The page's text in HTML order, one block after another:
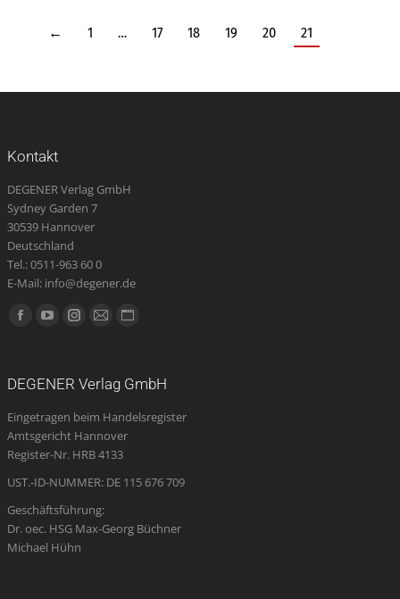
← 1 … 17 18 19 20 21
Kontakt
DEGENER Verlag GmbH
Sydney Garden 7
30539 Hannover
Deutschland
Tel.: 0511-963 60 0
E-Mail: info@degener.de
Finden Sie uns auf:
Facebook
new
window
YouTube
new
window
Instagram
new
window
E-
opens
in
new
Website
new
DEGENER Verlag GmbH
Eingetragen beim Handelsregister
Amtsgericht Hannover
Register-Nr. HRB 4133
UST.-ID-NUMMER: DE 115 676 709
Geschäftsführung:
Dr. oec. HSG Max-Georg Büchner
Michael Hühn